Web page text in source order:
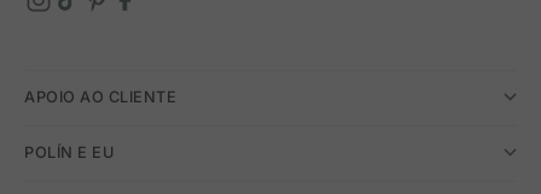
APOIO AO CLIENTE
POLÍN E EU